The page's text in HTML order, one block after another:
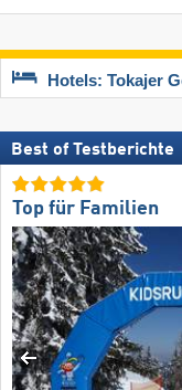
Hotels: Tokajer
Best of Testberichte
Top für Familien